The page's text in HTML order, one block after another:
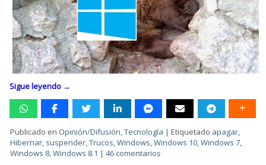
Sigue leyendo →
Publicado en Opinión/Difusión ,Tecnología |Etiquetado apagar
Hibernar suspender ,Trucos ,Windows ,Windows 10 ,Windows 7
Windows 8 ,Windows 8.1 |46 comentarios